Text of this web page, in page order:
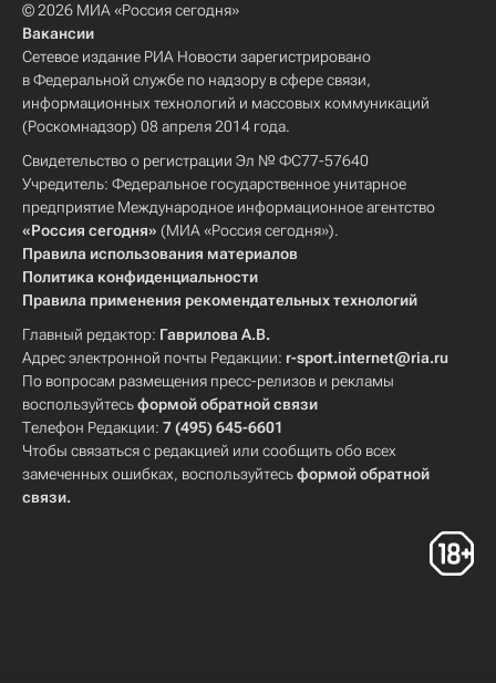
© 2026 МИА «Россия сегодня»
Вакансии
Сетевое издание РИА Новости зарегистрировано
в Федеральной службе по надзору в сфере связи,
информационных технологий и массовых коммуникаций
(Роскомнадзор) 08 апреля 2014 года.
Свидетельство о регистрации Эл № ФС77-57640
Учредитель: Федеральное государственное унитарное
предприятие Международное информационное агентство
«Россия сегодня» (МИА «Россия сегодня»).
Правила использования материалов
Политика конфиденциальности
Правила применения рекомендательных технологий
Главный редактор: Гаврилова А.В.
Адрес электронной почты Редакции: r-sport.internet@ria.ru
По вопросам размещения пресс-релизов и рекламы
воспользуйтесьформой обратной связи
Телефон Редакции: 7 (495) 645-6601
Чтобы связаться с редакцией или сообщить обо всех
замеченных ошибках, воспользуйтесьформой обратной
связи.